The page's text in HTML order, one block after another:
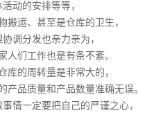
动的安排等等，
搬运、甚至是仓库的卫生，
调分发也亲力亲为，
人们工作也是有条不紊。
库的周转量是非常大的，
产品质量和产品数量准确无误。
情一定要把自己的严谨之心，